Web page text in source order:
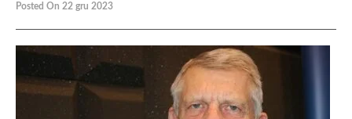
Posted On 22 gru 2023